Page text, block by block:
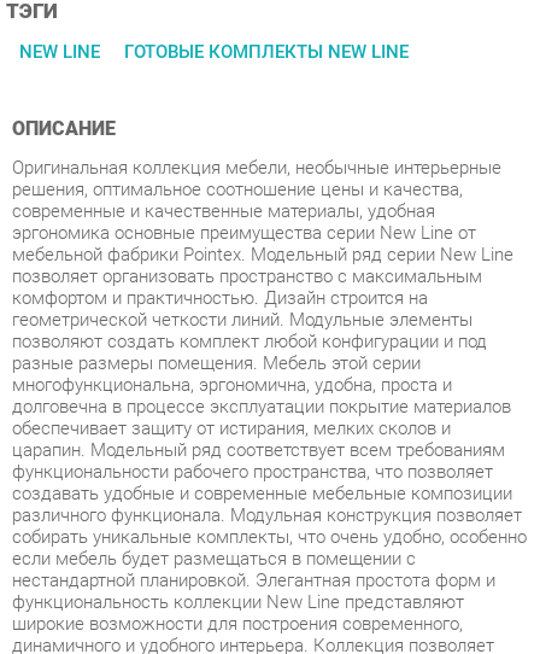
ОПИСАНИЕ
решения, оптимальное соотношение цены и качества,
современные и качественные материалы, удобная
эргономика основные преимущества серии New Line от
мебельной фабрики Pointex. Модельный ряд серии New Line
позволяет организовать пространство с максимальным
комфортом и практичностью. Дизайн строится на
геометрической четкости линий. Модульные элементы
позволяют создать комплект любой конфигурации и под
разные размеры помещения. Мебель этой серии
многофункциональна, эргономична, удобна, проста и
долговечна в процессе эксплуатации покрытие материалов
обеспечивает защиту от истирания, мелких сколов и
царапин. Модельный ряд соответствует всем требованиям
функциональности рабочего пространства, что позволяет
создавать удобные и современные мебельные композиции
различного функционала. Модульная конструкция позволяет
собирать уникальные комплекты, что очень удобно, особенно
если мебель будет размещаться в помещении с
нестандартной планировкой. Элегантная простота форм и
функциональность коллекции New Line представляют
широкие возможности для построения современного,
динамичного и удобного интерьера. Коллекция позволяет
создать удобное рабочее место и зону для хранения с
максимальным комфортом. New Line - это отличное решение
для обеспечения комфортных условий для работы, а также
современное и качественное оснащение для офиса в